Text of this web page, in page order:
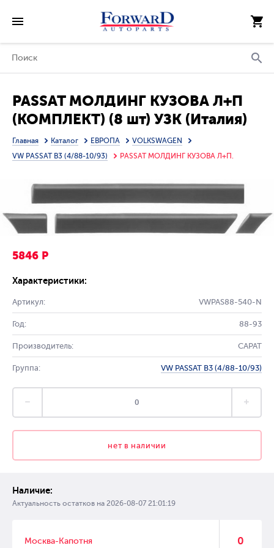
PASSAT МОЛДИНГ КУЗОВА Л+П
(КОМПЛЕКТ) (8 шт) УЗК (Италия)
Главная Каталог ЕВРОПА
VOLKSWAGEN
VW PASSAT B3 (4/88-10/93)
PASSAT МОЛДИНГ КУЗОВА Л+П.
5846 Р
Характеристики:
Артикул: VWPAS88-540-N
Год: 88-93
Производитель: CAPAT
Группа: VW PASSAT B3 (4/88-10/93)
нет в наличии
Наличие:
Актуальность остатков на 2026-08-07 21:01:19
Москва-Капотня 0